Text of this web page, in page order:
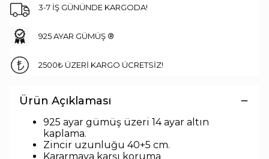
3-7 İŞ GÜNÜNDE KARGODA!
925 AYAR GÜMÜŞ ®
2500₺ ÜZERİ KARGO ÜCRETSİZ!
Ürün Açıklaması
925 ayar gümüş üzeri 14 ayar altın
kaplama.
Zincir uzunluğu 40+5 cm.
Kararmaya karşı koruma